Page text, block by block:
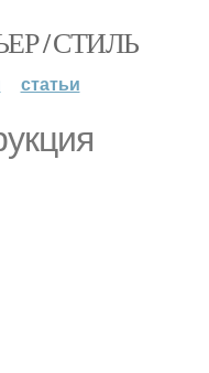
/ СТИЛЬ
статьи